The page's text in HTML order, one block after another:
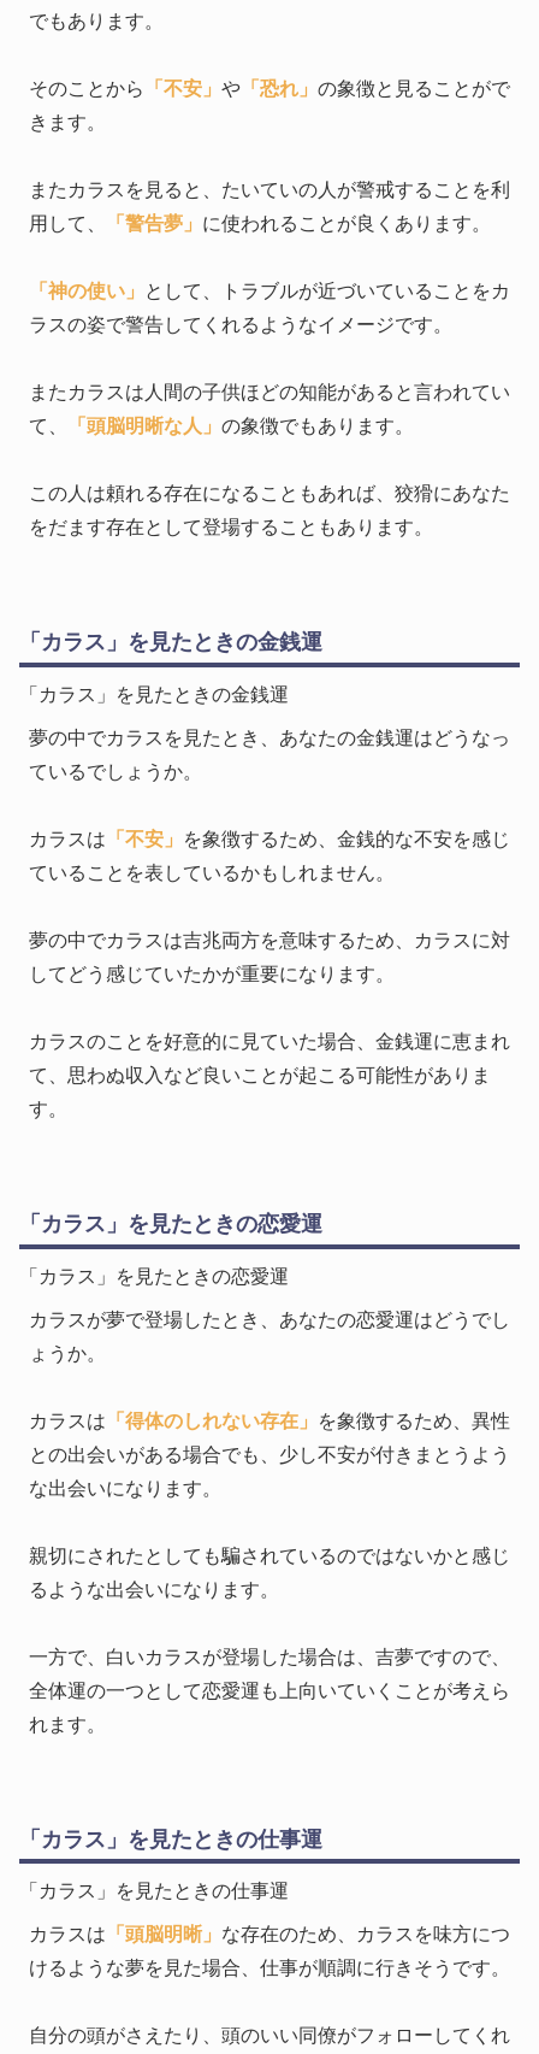
でもあります。
そのことから 「不安」 や 「恐れ」 の象徴と見ることがで
きます。
またカラスを見ると、たいていの人が警戒することを利
用して、
「警告夢」 に使われることが良くあります。
「神の使い」
として、トラブルが近づいていることをカ
ラスの姿で警告してくれるようなイメージです。
またカラスは人間の子供ほどの知能があると言われてい
て、
「頭脳明晰な人」 の象徴でもあります。
この人は頼れる存在になることもあれば、狡猾にあなた
をだます存在として登場することもあります。
「カラス」を見たときの金銭運
「カラス」を見たときの金銭運
夢の中でカラスを見たとき、あなたの金銭運はどうなっ
ているでしょうか。
カラスは 「不安」
を象徴するため、金銭的な不安を感じ
ていることを表しているかもしれません。
夢の中でカラスは吉兆両方を意味するため、カラスに対
してどう感じていたかが重要になります。
カラスのことを好意的に見ていた場合、金銭運に恵まれ
て、思わぬ収入など良いことが起こる可能性がありま
す。
「カラス」を見たときの恋愛運
「カラス」を見たときの恋愛運
カラスが夢で登場したとき、あなたの恋愛運はどうでし
ょうか。
カラスは 「得体のしれない存在」
を象徴するため、異性
との出会いがある場合でも、少し不安が付きまとうよう
な出会いになります。
親切にされたとしても騙されているのではないかと感じ
るような出会いになります。
一方で、白いカラスが登場した場合は、吉夢ですので、
全体運の一つとして恋愛運も上向いていくことが考えら
れます。
「カラス」を見たときの仕事運
「カラス」を見たときの仕事運
カラスは 「頭脳明晰」 な存在のため、カラスを味方につ
けるような夢を見た場合、仕事が順調に行きそうです。
自分の頭がさえたり、頭のいい同僚がフォローしてくれ